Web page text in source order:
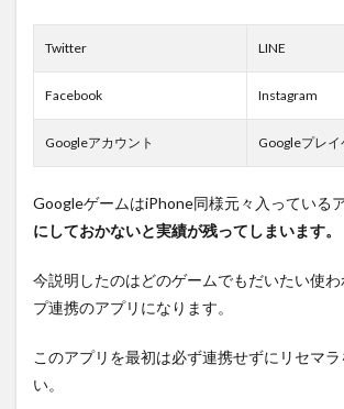
Twitter LINE
Facebook Instagram
Googleアカウント Googleプレ
GoogleゲームはiPhone同様元々入っている
にしておかないと実績が残ってしまいます。
今説明したのはどのゲームでもだいたい使
プ連携のアプリになります。
このアプリを最初は必ず連携せずにリセマラ
い。